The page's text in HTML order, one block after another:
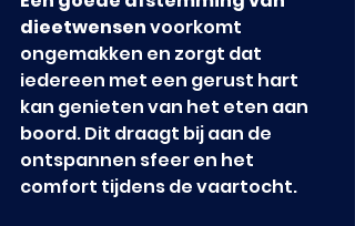
dieetwensen voorkomt
ongemakken en zorgt dat
iedereen met een gerust hart
kan genieten van het eten aan
boord. Dit draagt bij aan de
ontspannen sfeer en het
comfort tijdens de vaartocht.